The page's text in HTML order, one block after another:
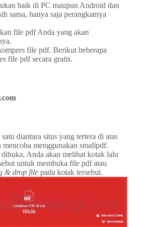
baik di PC maupun Android dan
sama, hanya saja perangkatnya
file pdf Anda yang akan
file pdf. Berikut beberapa
file pdf secara gratis.
diantara situs yang tertera di atas
menggunakan smallpdf.
dibuka, Anda akan melihat kotak lalu
untuk membuka file pdf atau
& drop file pada kotak tersebut.